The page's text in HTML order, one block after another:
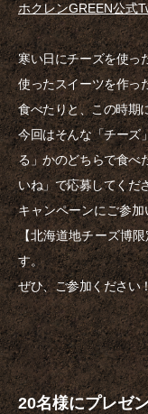
ホクレンGREEN公式
寒い日にチーズを使っ
使ったスイーツを作っ
食べたりと、この時期
今回はそんな「チーズ
る」かのどちらで食べ
いね」で応募してくだ
キャンペーンにご参
【北海道地チーズ博
す。
ぜひ、ご参加ください
20名様にプレゼ